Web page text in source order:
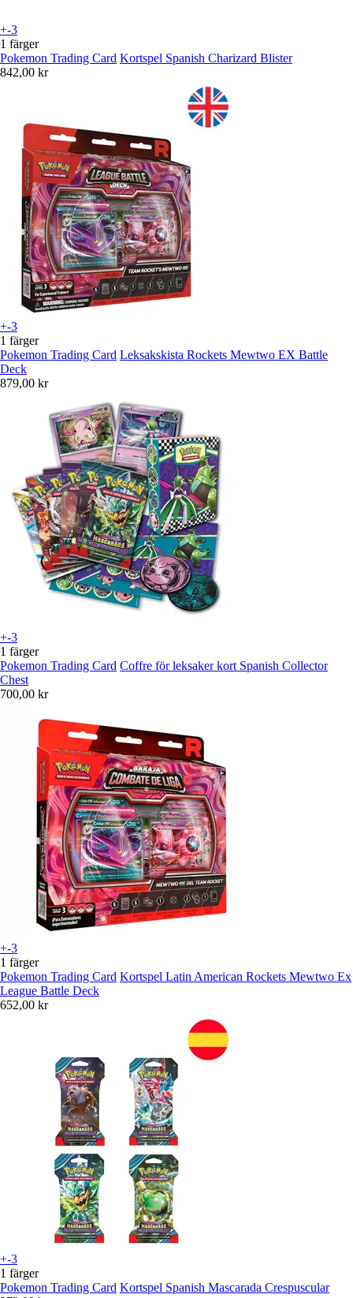
+-3
1 färger
Pokemon Trading Card Kortspel Spanish Charizard Blister
842,00 kr
+-3
1 färger
Pokemon Trading Card Leksakskista Rockets Mewtwo EX Battle
Deck
879,00 kr
+-3
1 färger
Pokemon Trading Card Coffre för leksaker kort Spanish Collector
Chest
700,00 kr
+-3
1 färger
Pokemon Trading Card Kortspel Latin American Rockets Mewtwo Ex
League Battle Deck
652,00 kr
+-3
1 färger
Pokemon Trading Card Kortspel Spanish Mascarada Crespuscular